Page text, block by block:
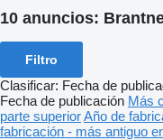
10 anuncios:
Filtro
Clasificar: Fecha de
Fecha de publicación Más
parte superiorAño de
fabricación - más antiguo